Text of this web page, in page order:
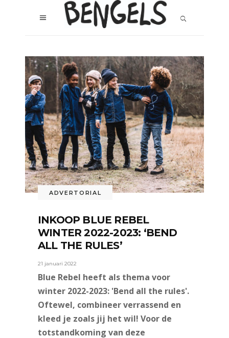
ADVERTORIAL
INKOOP BLUE REBEL
WINTER 2022-2023: ‘BEND
ALL THE RULES’
21 januari 2022
Blue Rebel heeft als thema voor
winter 2022-2023: 'Bend all the rules'.
Oftewel, combineer verrassend en
kleed je zoals jij het wil! Voor de
totstandkoming van deze